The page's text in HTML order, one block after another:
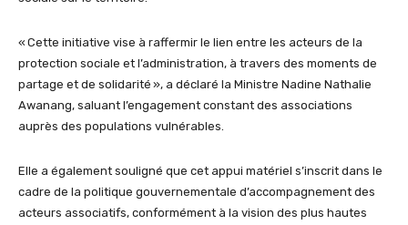
« Cette initiative vise à raffermir le lien entre les acteurs de la
protection sociale et l’administration, à travers des moments de
partage et de solidarité », a déclaré la Ministre Nadine Nathalie
Awanang, saluant l’engagement constant des associations
auprès des populations vulnérables.
Elle a également souligné que cet appui matériel s’inscrit dans le
cadre de la politique gouvernementale d’accompagnement des
acteurs associatifs, conformément à la vision des plus hautes